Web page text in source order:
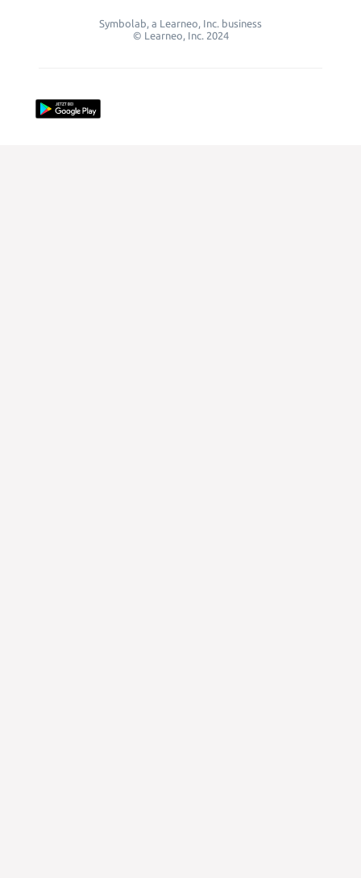
Symbolab, a Learneo, Inc. business
© Learneo, Inc. 2024